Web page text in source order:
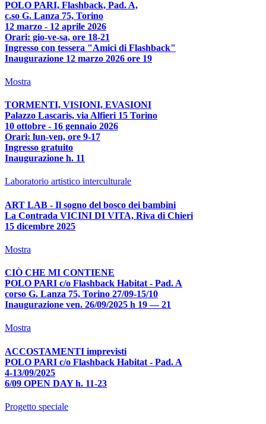
POLO PARI, Flashback, Pad. A,
c.so G. Lanza 75, Torino
12 marzo - 12 aprile 2026
Orari: gio-ve-sa, ore 18-21
Ingresso con tessera "Amici di Flashback"
Inaugurazione 12 marzo 2026 ore 19
Mostra
TORMENTI, VISIONI, EVASIONI
Palazzo Lascaris, via Alfieri 15 Torino
10 ottobre - 16 gennaio 2026
Orari: lun-ven, ore 9-17
Ingresso gratuito
Inaugurazione h. 11
Laboratorio artistico interculturale
ART LAB - Il sogno del bosco dei bambini
La Contrada VICINI DI VITA, Riva di Chieri
15 dicembre 2025
Mostra
CIÒ CHE MI CONTIENE
POLO PARI c/o Flashback Habitat - Pad. A
corso G. Lanza 75, Torino 27/09-15/10
Inaugurazione ven. 26/09/2025 h 19 — 21
Mostra
ACCOSTAMENTI imprevisti
POLO PARI c/o Flashback Habitat - Pad. A
4-13/09/2025
6/09 OPEN DAY h. 11-23
Progetto speciale